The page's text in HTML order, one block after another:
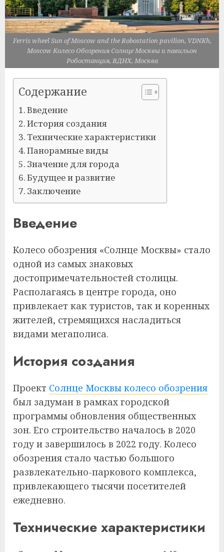
Ferris wheel Sun of Moscow and the Robostation pavilion, VDNKh,
Moscow Колесо Обозрения Солнце Москвы и павильон
Робостанция, ВДНХ, Москва
Содержание
Введение
История создания
Технические характеристики
Панорамные виды
Значение для города
Будущее и развитие
Заключение
Введение
Колесо обозрения «Солнце Москвы» стало
одной из самых знаковых
достопримечательностей столицы.
Располагаясь в центре города, оно
привлекает как туристов, так и коренных
жителей, стремящихся насладиться
видами мегаполиса.
История создания
Проект Солнце Москвы колесо обозрения
был задуман в рамках городской
программы обновления общественных
зон. Его строительство началось в 2020
году и завершилось в 2022 году. Колесо
обозрения стало частью большого
развлекательно-паркового комплекса,
привлекающего тысячи посетителей
ежедневно.
Технические характеристики